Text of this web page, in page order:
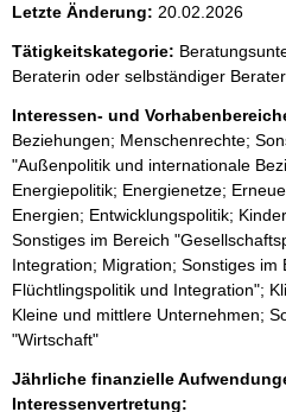
Letzte Änderung: 20.02.2026
Tätigkeitskategorie:
Beraterin oder selbständiger Berater
Interessen- und
Beziehungen; Menschenrechte;
"Außenpolitik und internationale
Energiepolitik; Energienetze;
Energien; Entwicklungspolitik;
Sonstiges im Bereich
Integration; Migration; Sonstiges im
Flüchtlingspolitik und Integration";
Kleine und mittlere Unternehmen;
"Wirtschaft"
Jährliche finanzielle
Interessenvertretung: